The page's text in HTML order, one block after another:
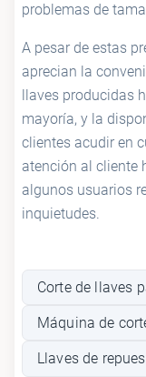
problemas de
A pesar de estas
aprecian la
llaves producidas
mayoría, y la
clientes acudir en
atención al cliente
algunos usuarios
inquietudes.
Corte de llaves
Máquina de
Llaves de